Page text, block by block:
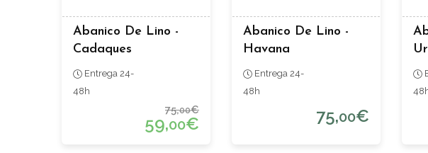
Abanico De Lino -
Cadaques
Entrega 24-
48h
75,00€
59,00€
Abanico De Lino -
Havana
Entrega 24-
48h
75,00€